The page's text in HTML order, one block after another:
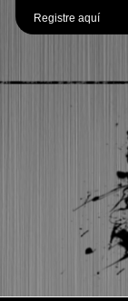
Registre aquí